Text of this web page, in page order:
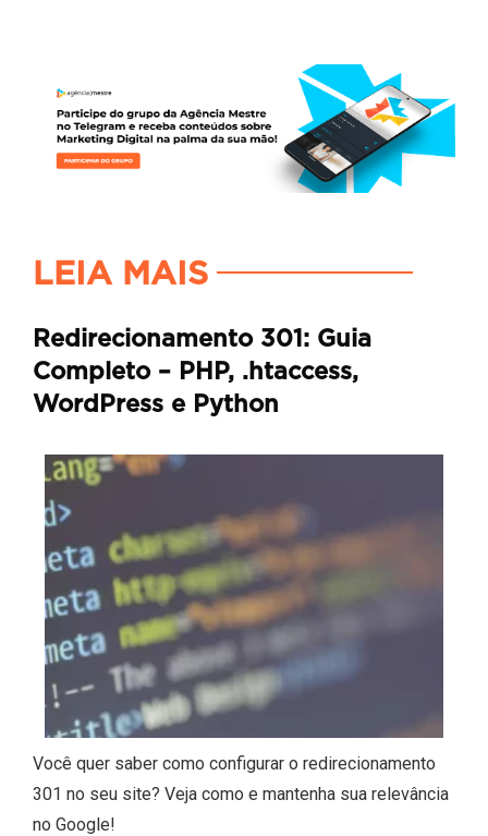
LEIA MAIS
Redirecionamento 301: Guia
Completo – PHP, .htaccess,
WordPress e Python
Você quer saber como configurar o redirecionamento
301 no seu site? Veja como e mantenha sua relevância
no Google!